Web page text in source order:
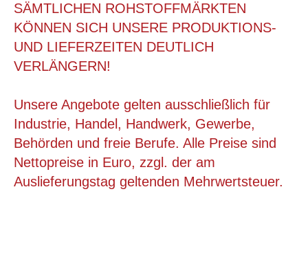
384X290X190 MM RETURNBOX
ab 1,38 €
SÄMTLICHEN ROHSTOFFMÄRKTEN
KÖNNEN SICH UNSERE PRODUKTIONS-
UND LIEFERZEITEN DEUTLICH
VERLÄNGERN!
Unsere Angebote gelten ausschließlich für
Industrie, Handel, Handwerk, Gewerbe,
Behörden und freie Berufe. Alle Preise sind
Nettopreise in Euro, zzgl. der am
Auslieferungstag geltenden Mehrwertsteuer.